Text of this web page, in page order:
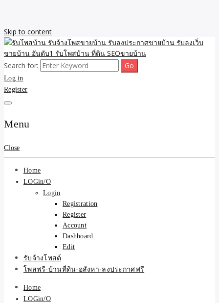
Skip to content
รับโพสบ้าน รับจ้างโพสขาย
บ้าน รับลงประกาศขายบ้าน
รับลงเว็บขายบ้าน อันดับ1
รับโพสบ้าน ที่ดิน SEOขาย
บ้าน
รับจ้างโพสขายบ้าน รับลงเว็บขายบ้าน รับโพสบ้าน รับลงประกาศขาย
บ้าน โพสบ้าน ขายที่ดิน SEO อสังหา ราคาถูก รับลงขายบ้าน
Search for:
Log in
Register
Menu
Close
Home
LOGin/O
Login
Registration
Register
Account
Dashboard
Edit
รับจ้างโพสต์
โพสฟรี-บ้านที่ดิน-อสังหา-ลงประกาศฟรี
Home
LOGin/O